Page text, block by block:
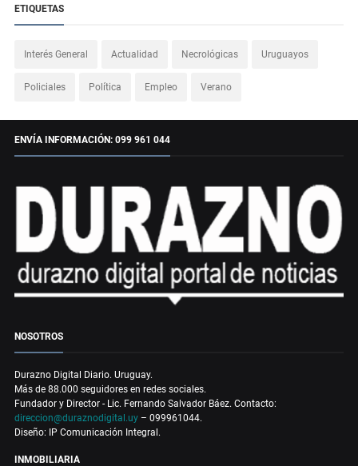
ETIQUETAS
Interés General Actualidad Necrológicas Uruguayos
Policiales Política Empleo Verano
ENVÍA INFORMACIÓN: 099 961 044
NOSOTROS
Durazno Digital Diario. Uruguay.
Más de 88.000 seguidores en redes sociales.
Fundador y Director - Lic. Fernando Salvador Báez. Contacto:
direccion@duraznodigital.uy – 099961044.
Diseño: IP Comunicación Integral.
INMOBILIARIA